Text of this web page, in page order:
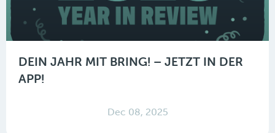
DEIN JAHR MIT BRING! – JETZT IN DER
APP!
Dec 08, 2025